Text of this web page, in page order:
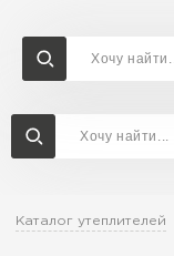
Каталог утеплителей
Доставка и
Перейти в